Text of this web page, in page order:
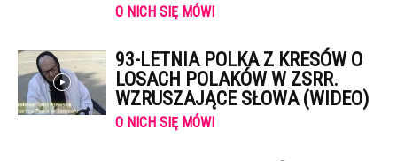
O NICH SIĘ MÓWI
93-LETNIA POLKA Z KRESÓW O
LOSACH POLAKÓW W ZSRR.
WZRUSZAJĄCE SŁOWA (WIDEO)
O NICH SIĘ MÓWI